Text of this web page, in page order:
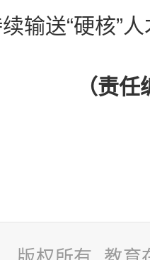
输送“硬核”
（责